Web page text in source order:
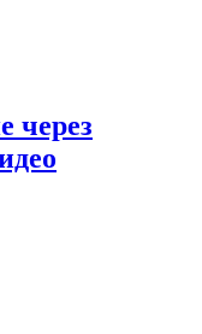
через